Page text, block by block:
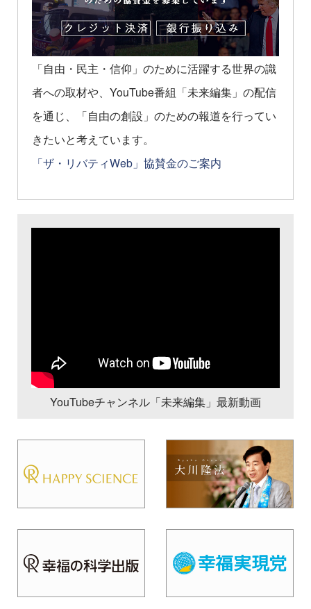
「自由・民主・信仰」のために活躍する世界の識
者への取材や、YouTube番組「未来編集」の配信
を通じ、「自由の創設」のための報道を行ってい
きたいと考えています。
「ザ・リバティWeb」協賛金のご案内
YouTubeチャンネル「未来編集」最新動画